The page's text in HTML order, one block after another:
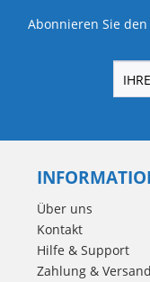
Abonnieren Sie
Über uns
Kontakt
Hilfe & Support
Zahlung & Versand